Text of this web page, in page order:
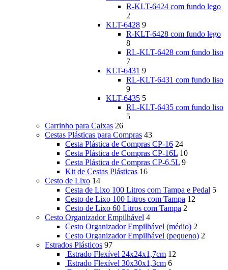
R-KLT-6424 com fundo lego
2
KLT-6428 9
R-KLT-6428 com fundo lego
8
RL-KLT-6428 com fundo liso
7
KLT-6431 9
RL-KLT-6431 com fundo liso
9
KLT-6435 5
RL-KLT-6435 com fundo liso
5
Carrinho para Caixas 26
Cestas Plásticas para Compras 43
Cesta Plástica de Compras CP-16 24
Cesta Plástica de Compras CP-16L 10
Cesta Plástica de Compras CP-6,5L 9
Kit de Cestas Plásticas 16
Cesto de Lixo 14
Cesta de Lixo 100 Litros com Tampa e Pedal 5
Cesto de Lixo 100 Litros com Tampa 12
Cesto de Lixo 60 Litros com Tampa 2
Cesto Organizador Empilhável 4
Cesto Organizador Empilhável (médio) 2
Cesto Organizador Empilhável (pequeno) 2
Estrados Plásticos 97
Estrado Flexível 24x24x1,7cm 12
Estrado Flexível 30x30x1,3cm 6